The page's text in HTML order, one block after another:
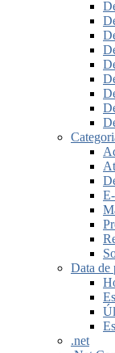
Data de
.net